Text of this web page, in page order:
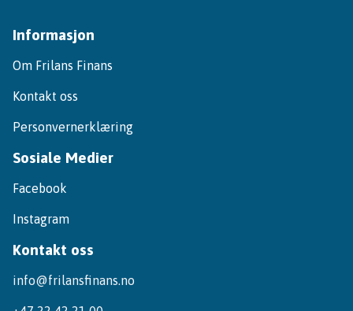
Informasjon
Om Frilans Finans
Kontakt oss
Personvernerklæring
Sosiale Medier
Facebook
Instagram
Kontakt oss
info@frilansfinans.no